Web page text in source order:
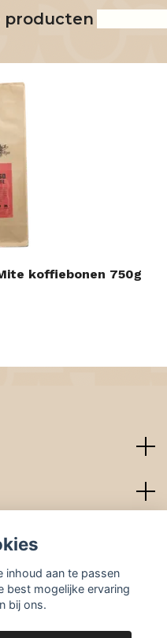
producten
koffiebonen 750g
inhoud aan te passen
best mogelijke ervaring
bij ons.